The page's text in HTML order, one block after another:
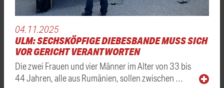
04.11.2025
ULM: SECHSKÖPFIGE DIEBESBANDE MUSS SICH
VOR GERICHT VERANTWORTEN
Die zwei Frauen und vier Männer im Alter von 33 bis
44 Jahren, alle aus Rumänien, sollen zwischen …